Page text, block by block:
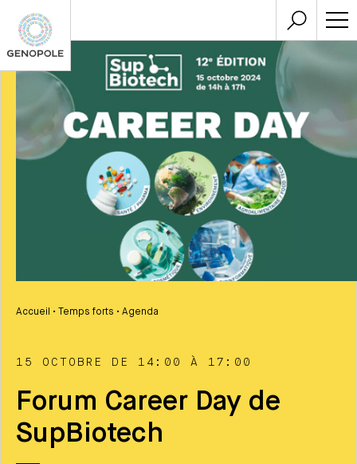
Accueil • Temps forts • Agenda
15 OCTOBRE DE 14:00 À 17:00
Forum Career Day de
SupBiotech